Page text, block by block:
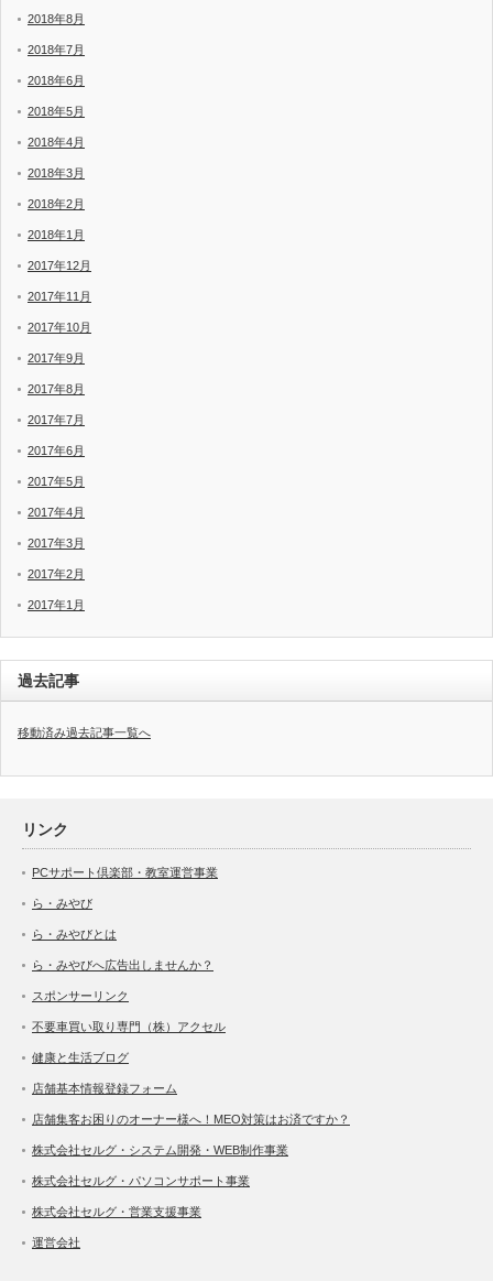
2018年8月
2018年7月
2018年6月
2018年5月
2018年4月
2018年3月
2018年2月
2018年1月
2017年12月
2017年11月
2017年10月
2017年9月
2017年8月
2017年7月
2017年6月
2017年5月
2017年4月
2017年3月
2017年2月
2017年1月
過去記事
移動済み過去記事一覧へ
リンク
PCサポート倶楽部・教室運営事業
ら・みやび
ら・みやびとは
ら・みやびへ広告出しませんか？
スポンサーリンク
不要車買い取り専門（株）アクセル
健康と生活ブログ
店舗基本情報登録フォーム
店舗集客お困りのオーナー様へ！MEO対策はお済ですか？
株式会社セルグ・システム開発・WEB制作事業
株式会社セルグ・パソコンサポート事業
株式会社セルグ・営業支援事業
運営会社